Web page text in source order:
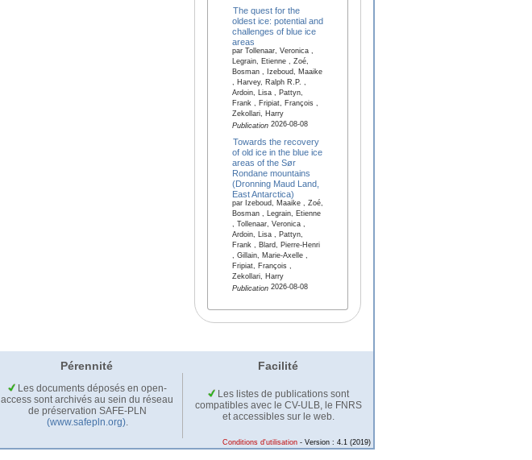
The quest for the
oldest ice: potential and
challenges of blue ice
areas
par Tollenaar, Veronica ,
Legrain, Etienne , Zoé,
Bosman , Izeboud, Maaike
, Harvey, Ralph R.P. ,
Ardoin, Lisa , Pattyn,
Frank , Fripiat, François ,
Zekollari, Harry
Publication2026-08-08
Towards the recovery
of old ice in the blue ice
areas of the Sør
Rondane mountains
(Dronning Maud Land,
East Antarctica)
par Izeboud, Maaike , Zoé,
Bosman , Legrain, Etienne
, Tollenaar, Veronica ,
Ardoin, Lisa , Pattyn,
Frank , Blard, Pierre-Henri
, Gillain, Marie-Axelle ,
Fripiat, François ,
Zekollari, Harry
Publication2026-08-08
Pérennité Facilité
Les documents déposés en open-
access sont archivés au sein du réseau
de préservation SAFE-PLN
(www.safepln.org).
Les listes de publications sont
compatibles avec le CV-ULB, le FNRS
et accessibles sur le web.
Conditions d'utilisation - Version : 4.1 (2019)